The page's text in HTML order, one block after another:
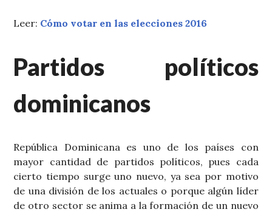
Leer: Cómo votar en las elecciones 2016
Partidos políticos
dominicanos
República Dominicana es uno de los países con
mayor cantidad de partidos políticos, pues cada
cierto tiempo surge uno nuevo, ya sea por motivo
de una división de los actuales o porque algún líder
de otro sector se anima a la formación de un nuevo